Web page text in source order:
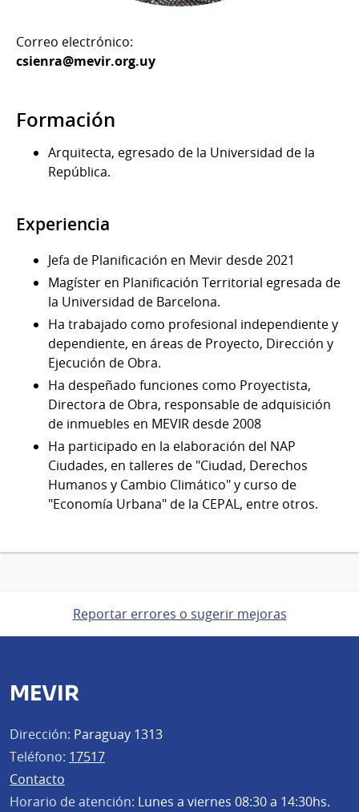
Correo electrónico:
csienra@mevir.org.uy
Formación
Arquitecta, egresado de la Universidad de la
República.
Experiencia
Jefa de Planificación en Mevir desde 2021
Magíster en Planificación Territorial egresada de
la Universidad de Barcelona.
Ha trabajado como profesional independiente y
dependiente, en áreas de Proyecto, Dirección y
Ejecución de Obra.
Ha despeñado funciones como Proyectista,
Directora de Obra, responsable de adquisición
de inmuebles en MEVIR desde 2008
Ha participado en la elaboración del NAP
Ciudades, en talleres de "Ciudad, Derechos
Humanos y Cambio Climático" y curso de
"Economía Urbana" de la CEPAL, entre otros.
Reportar errores o sugerir mejoras
MEVIR
Dirección: Paraguay 1313
Teléfono: 17517
Contacto
Horario de atención: Lunes a viernes 08:30 a 14:30hs.